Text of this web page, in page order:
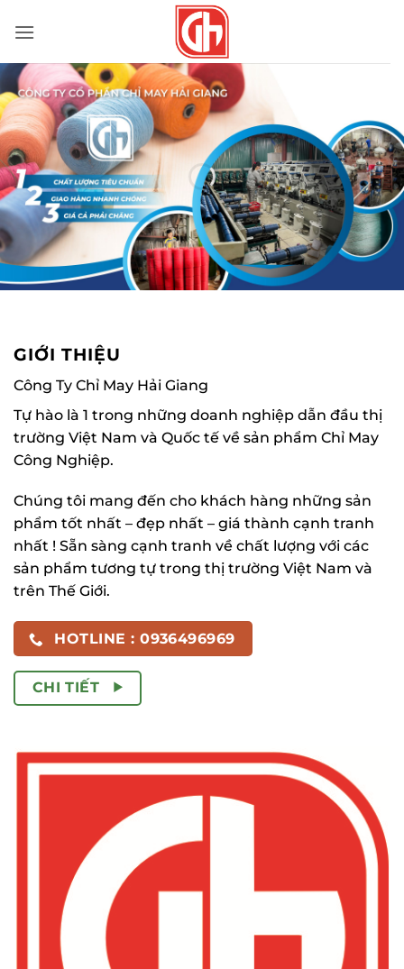
qua
dung
GIỚI THIỆU
Công Ty Chỉ May Hải Giang
Tự hào là 1 trong những doanh nghiệp dẫn đầu thị
trường Việt Nam và Quốc tế về sản phẩm Chỉ May
Công Nghiệp.
Chúng tôi mang đến cho khách hàng những sản
phẩm tốt nhất – đẹp nhất – giá thành cạnh tranh
nhất ! Sẵn sàng cạnh tranh về chất lượng với các
sản phẩm tương tự trong thị trường Việt Nam và
trên Thế Giới.
HOTLINE : 0936496969
CHI TIẾT